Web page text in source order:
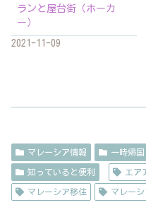
ランと屋台街（ホーカ
ー）
2021-11-09
マレーシア情報 一時帰国
知っていると便利 エア
マレーシア移住 マレー